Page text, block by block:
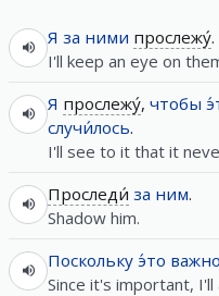
Я за ними прослежу́.
I'll keep an eye on
Я прослежу́, чтобы
случи́лось.
I'll see to it that it
Проследи́ за ним.
Shadow him.
Поскольку э́то важно
Since it's important,